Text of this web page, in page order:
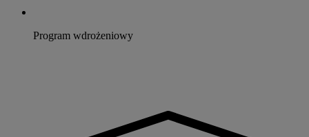
Program wdrożeniowy